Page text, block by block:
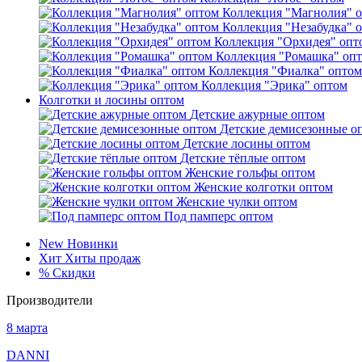
Коллекция "Магнолия"
Коллекция "Незабудка"
Коллекция "Орхидея"
Коллекция "Ромашка"
Коллекция "Фиалка" оптом
Коллекция "Эрика" оптом
Колготки и лосины оптом
Детские ажурные оптом
Детские демисезонные
Детские лосины оптом
Детские тёплые оптом
Женские гольфы оптом
Женские колготки оптом
Женские чулки оптом
Под памперс оптом
New Новинки
Хит Хиты продаж
% Скидки
Производители
8 марта
DANNI